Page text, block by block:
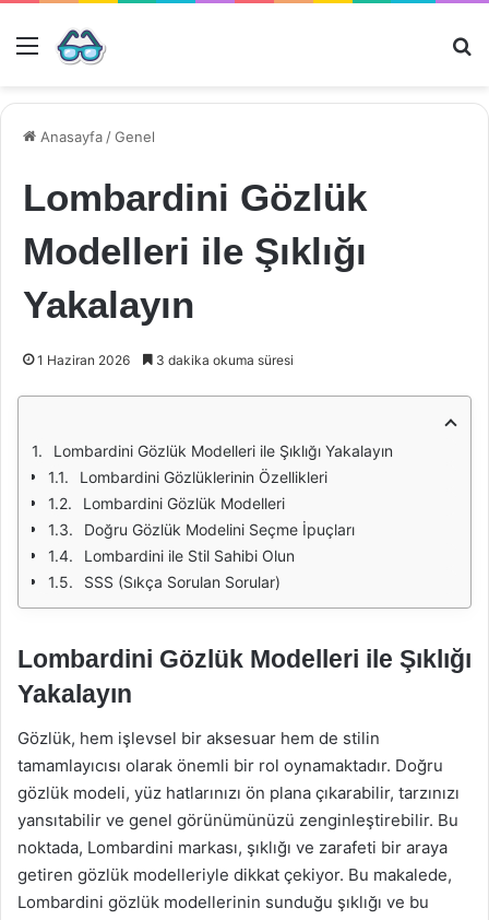
Menü
Anasayfa /Genel
Lombardini Gözlük
Modelleri ile Şıklığı
Yakalayın
1 Haziran 2026 3 dakika okuma süresi
Lombardini Gözlük Modelleri ile Şıklığı Yakalayın
Lombardini Gözlüklerinin Özellikleri
Lombardini Gözlük Modelleri
Doğru Gözlük Modelini Seçme İpuçları
Lombardini ile Stil Sahibi Olun
SSS (Sıkça Sorulan Sorular)
Lombardini Gözlük Modelleri ile Şıklığı
Yakalayın
Gözlük, hem işlevsel bir aksesuar hem de stilin
tamamlayıcısı olarak önemli bir rol oynamaktadır. Doğru
gözlük modeli, yüz hatlarınızı ön plana çıkarabilir, tarzınızı
yansıtabilir ve genel görünümünüzü zenginleştirebilir. Bu
noktada, Lombardini markası, şıklığı ve zarafeti bir araya
getiren gözlük modelleriyle dikkat çekiyor. Bu makalede,
Lombardini gözlük modellerinin sunduğu şıklığı ve bu